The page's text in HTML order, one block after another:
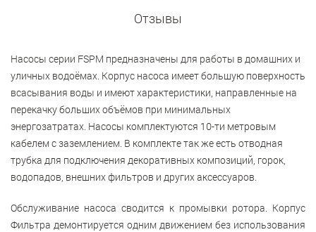
Отзывы
Насосы серии FSPM предназначены для работы в домашних и
уличных водоёмах. Корпус насоса имеет большую поверхность
всасывания воды и имеют характеристики, направленные на
перекачку больших объёмов при минимальных
энергозатратах. Насосы комплектуются 10-ти метровым
кабелем с заземлением. В комплекте так же есть отводная
трубка для подключения декоративных композиций, горок,
водопадов, внешних фильтров и других аксессуаров.
Обслуживание насоса сводится к промывки ротора. Корпус
Фильтра демонтируется одним движением без использования